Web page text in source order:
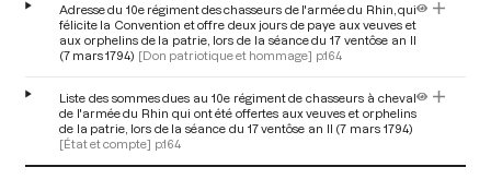
Adresse du 10e régiment des chasseurs de l'armée du Rhin, qui
félicite la Convention et offre deux jours de paye aux veuves et
aux orphelins de la patrie, lors de la séance du 17 ventôse an II
(7 mars 1794) [Don patriotique et hommage] p.164
Liste des sommes dues au 10e régiment de chasseurs à cheval
de l'armée du Rhin qui ont été offertes aux veuves et orphelins
de la patrie, lors de la séance du 17 ventôse an II (7 mars 1794)
[État et compte] p.164